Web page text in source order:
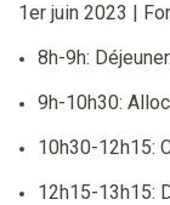
1er juin 2023 |
8h-9h: Déjeuner.
9h-10h30:
10h30-12h15:
12h15-13h15: